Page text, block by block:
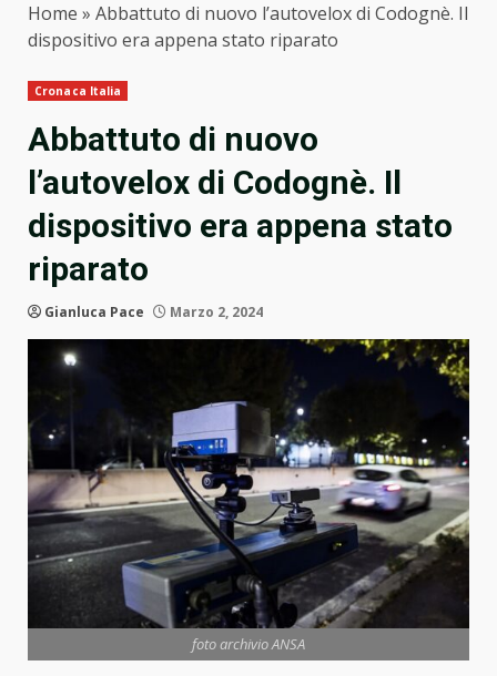
Home » Abbattuto di nuovo l’autovelox di Codognè. Il
dispositivo era appena stato riparato
Cronaca Italia
Abbattuto di nuovo
l’autovelox di Codognè. Il
dispositivo era appena stato
riparato
Gianluca Pace Marzo 2, 2024
foto archivio ANSA